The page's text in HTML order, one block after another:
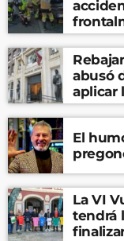
abusó
aplicar
El
La VI
tendrá